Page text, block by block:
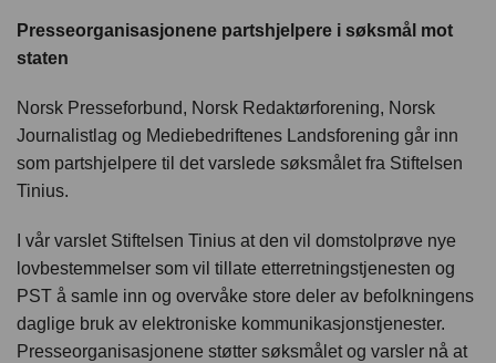
Presseorganisasjonene partshjelpere i søksmål mot
staten
Norsk Presseforbund, Norsk Redaktørforening, Norsk
Journalistlag og Mediebedriftenes Landsforening går inn
som partshjelpere til det varslede søksmålet fra Stiftelsen
Tinius.
I vår varslet Stiftelsen Tinius at den vil domstolprøve nye
lovbestemmelser som vil tillate etterretningstjenesten og
PST å samle inn og overvåke store deler av befolkningens
daglige bruk av elektroniske kommunikasjonstjenester.
Presseorganisasjonene støtter søksmålet og varsler nå at